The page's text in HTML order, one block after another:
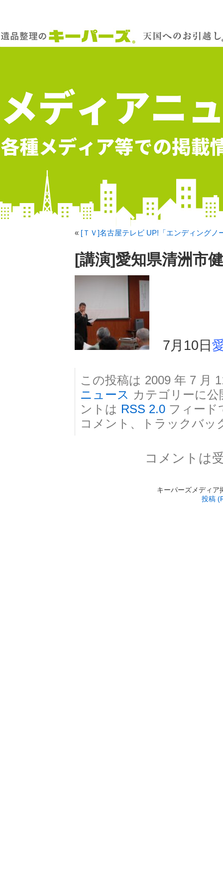
« [ＴＶ]名古屋テレビ UP!「エンディングノ
[講演]愛知県清洲市
7月10日
この投稿は 2009 年 7 月
ニュース カテゴリーに
ントは RSS 2.0 フィード
コメント、トラックバッ
コメントは
キーパーズメディ
投稿